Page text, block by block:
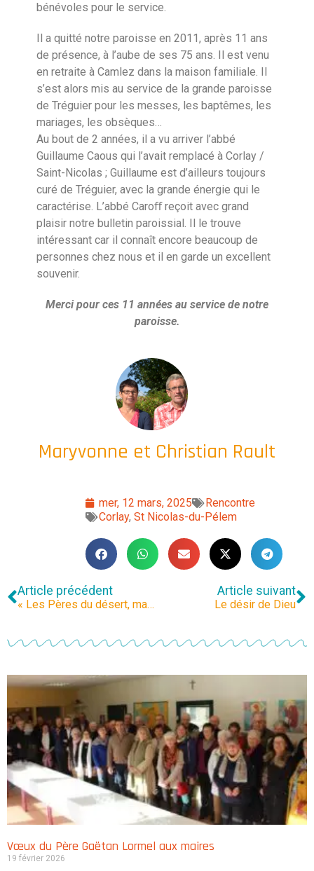
bénévoles pour le service.
Il a quitté notre paroisse en 2011, après 11 ans
de présence, à l’aube de ses 75 ans. Il est venu
en retraite à Camlez dans la maison familiale. Il
s’est alors mis au service de la grande paroisse
de Tréguier pour les messes, les baptêmes, les
mariages, les obsèques…
Au bout de 2 années, il a vu arriver l’abbé
Guillaume Caous qui l’avait remplacé à Corlay /
Saint-Nicolas ; Guillaume est d’ailleurs toujours
curé de Tréguier, avec la grande énergie qui le
caractérise. L’abbé Caroﬀ reçoit avec grand
plaisir notre bulletin paroissial. Il le trouve
intéressant car il connaît encore beaucoup de
personnes chez nous et il en garde un excellent
souvenir.
Merci pour ces 11 années au service de notre
paroisse.
Maryvonne et Christian Rault
mer, 12 mars, 2025
Rencontre
Corlay, St Nicolas-du-Pélem
Article précédent
« Les Pères du désert, maîtres de la vie intérieure »
Article suivant
Le désir de Dieu
Vœux du Père Gaëtan Lormel aux maires
19 février 2026